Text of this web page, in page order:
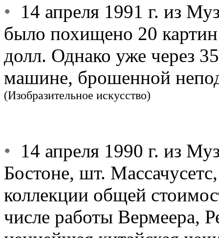
• 14 апреля 1991 г. из
было похищено 20
долл. Однако уже через
машине, брошенной
(Изобразительное искусство)
• 14 апреля 1990 г. из
Бостоне, шт.
коллекции общей
числе работы Вермеера,